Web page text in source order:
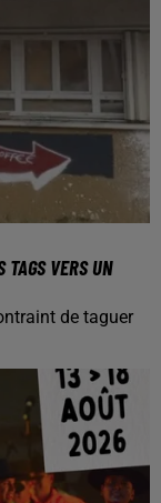
TAGS VERS UN
de taguer